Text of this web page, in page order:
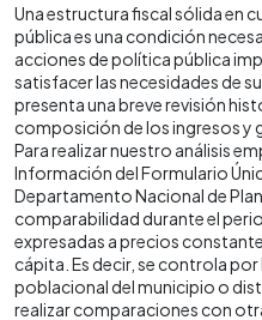
Una estructura fiscal sólida en
pública es una condición
acciones de política pública
satisfacer las necesidades de
presenta una breve revisión
composición de los ingresos y
Para realizar nuestro análisis
Información del Formulario
Departamento Nacional de
comparabilidad durante el
expresadas a precios
cápita. Es decir, se controla
poblacional del municipio o
realizar comparaciones con